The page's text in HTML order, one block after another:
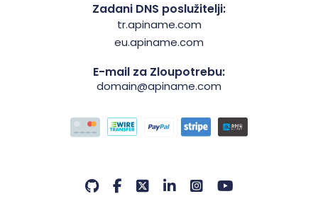
Zadani DNS poslužitelji:
tr.apiname.com
eu.apiname.com
E-mail za Zloupotrebu:
domain@apiname.com